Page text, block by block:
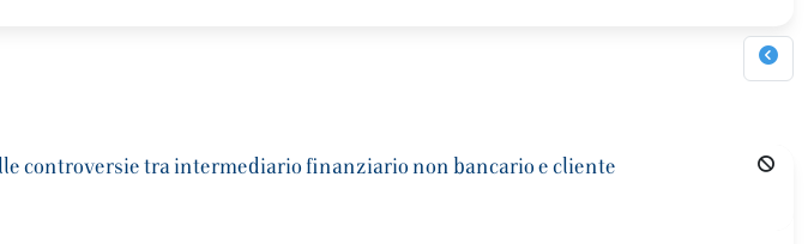
controversie tra intermediario finanziario non bancario e cliente